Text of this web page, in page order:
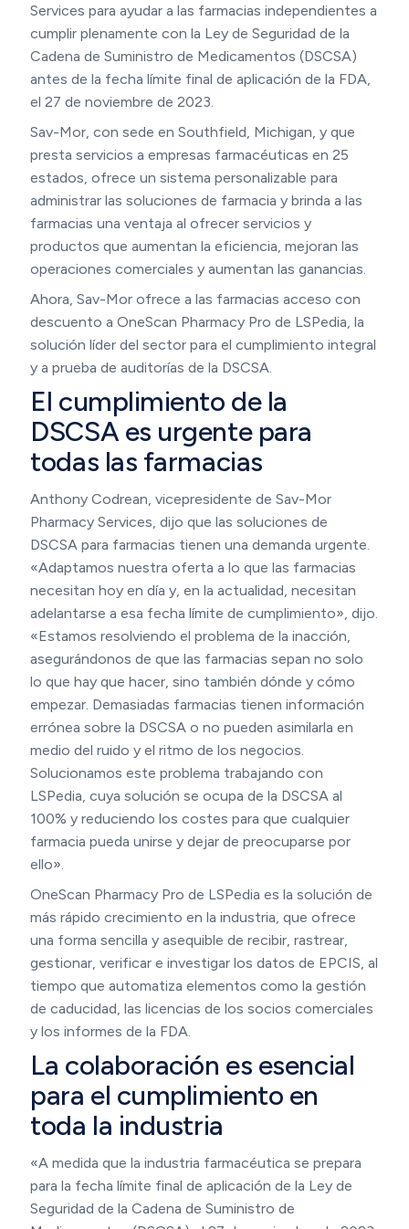
Services para ayudar a las farmacias independientes a
cumplir plenamente con la Ley de Seguridad de la
Cadena de Suministro de Medicamentos (DSCSA)
antes de la fecha límite final de aplicación de la FDA,
el 27 de noviembre de 2023.
Sav-Mor, con sede en Southfield, Michigan, y que
presta servicios a empresas farmacéuticas en 25
estados, ofrece un sistema personalizable para
administrar las soluciones de farmacia y brinda a las
farmacias una ventaja al ofrecer servicios y
productos que aumentan la eficiencia, mejoran las
operaciones comerciales y aumentan las ganancias.
Ahora, Sav-Mor ofrece a las farmacias acceso con
descuento a OneScan Pharmacy Pro de LSPedia, la
solución líder del sector para el cumplimiento integral
y a prueba de auditorías de la DSCSA.
El cumplimiento de la
DSCSA es urgente para
todas las farmacias
Anthony Codrean, vicepresidente de Sav-Mor
Pharmacy Services, dijo que las soluciones de
DSCSA para farmacias tienen una demanda urgente.
«Adaptamos nuestra oferta a lo que las farmacias
necesitan hoy en día y, en la actualidad, necesitan
adelantarse a esa fecha límite de cumplimiento», dijo.
«Estamos resolviendo el problema de la inacción,
asegurándonos de que las farmacias sepan no solo
lo que hay que hacer, sino también dónde y cómo
empezar. Demasiadas farmacias tienen información
errónea sobre la DSCSA o no pueden asimilarla en
medio del ruido y el ritmo de los negocios.
Solucionamos este problema trabajando con
LSPedia, cuya solución se ocupa de la DSCSA al
100% y reduciendo los costes para que cualquier
farmacia pueda unirse y dejar de preocuparse por
ello».
OneScan Pharmacy Pro de LSPedia es la solución de
más rápido crecimiento en la industria, que ofrece
una forma sencilla y asequible de recibir, rastrear,
gestionar, verificar e investigar los datos de EPCIS, al
tiempo que automatiza elementos como la gestión
de caducidad, las licencias de los socios comerciales
y los informes de la FDA.
La colaboración es esencial
para el cumplimiento en
toda la industria
«A medida que la industria farmacéutica se prepara
para la fecha límite final de aplicación de la Ley de
Seguridad de la Cadena de Suministro de